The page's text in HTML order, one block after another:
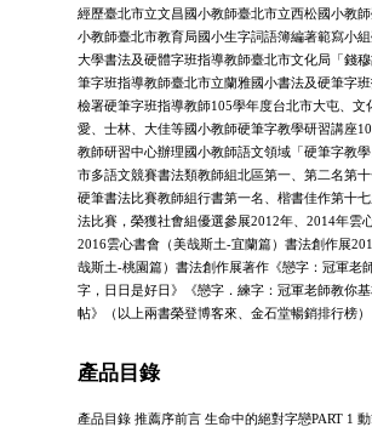
經歷臺北市立文昌國小教師臺北市立西松國小教
小教師臺北市教育局國小生字詞語簿編著範寫小
大學書法及硬體字班指導教師臺北市文化局「錢
筆字班指導教師臺北市立蘭雅國小書法及硬筆字
檢署硬筆字班指導教師105學年度台北市大屯、文
愛、士林、大佳等國小教師硬筆字教學研習講座
教師研習中心辦理國小教師語文領域「硬筆字教
市多語文競賽書法類教師組北區第一、第二名第
硬筆書法比賽教師組行書第一名、楷書佳作第十
法比賽，榮獲社㑹組優選參展2012年、2014年雲
2016雲心書會（美哉斯土-宜蘭篇）書法創作展
哉斯土-桃園篇）書法創作展著作《戀字：冠軍老
字，日日是好日》《戀字．練字：冠軍老師教你
帖》（以上兩書榮登博客來、金石堂暢銷排行榜）
產品目錄
產品目錄 推薦序前言 生命中的絕對字戀PART 1